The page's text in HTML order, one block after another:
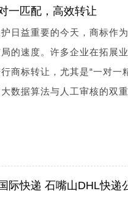
一匹配，高效转让
日益重要的今天，商标作
的速度。许多企业在拓展
商标转让，尤其是“一对一
数据算法与人工审核的双
际快递 石嘴山DHL快递